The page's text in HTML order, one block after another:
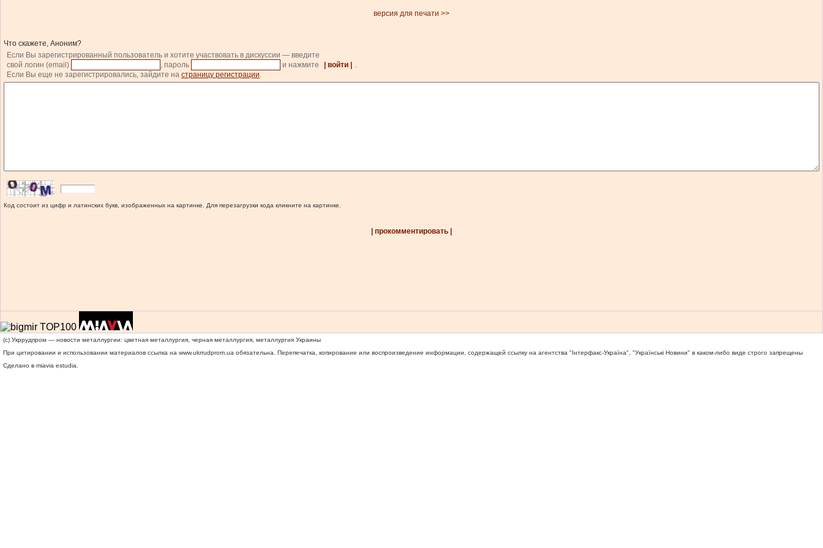
версия для печати >>
Что скажете, Аноним?
Если Вы зарегистрированный пользователь и хотите участвовать в дискуссии — введите
свой логин (email)
, пароль и нажмите | войти |
.
Если Вы еще не зарегистрировались, зайдите на страницу регистрации.
Код состоит из цифр и латинских букв, изображенных на картинке. Для перезагрузки кода кликните на картинке.
| прокомментировать |
(c) Укррудпром — новости металлургии: цветная металлургия, черная металлургия, металлургия Украины
При цитировании и использовании материалов ссылка на www.ukrrudprom.ua обязательна. Перепечатка, копирование или воспроизведение информации, содержащей ссылку на агентства "Iнтерфакс-Україна", "Українськi Новини" в каком-либо виде строго запрещены
Сделано в miavia estudia.